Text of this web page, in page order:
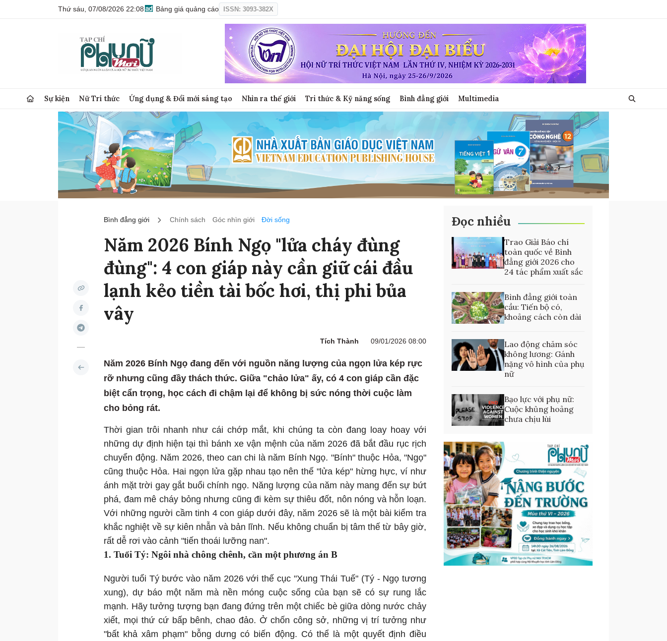
Thứ sáu, 07/08/2026 22:08 Bảng giá quảng cáo ISSN: 3093-382X
Sự kiện Nữ Trí thức Ứng dụng & Đổi mới sáng tạo Nhìn ra thế giới Tri thức & Kỹ năng sống Bình đẳng giới Multimedia
Bình đẳng giới Chính sách Góc nhìn giới Đời sống
Năm 2026 Bính Ngọ "lửa cháy đùng
đùng": 4 con giáp này cần giữ cái đầu
lạnh kẻo tiền tài bốc hơi, thị phi bủa
vây
Tích Thành 09/01/2026 08:00
Năm 2026 Bính Ngọ đang đến với nguồn năng lượng của ngọn lửa kép rực
rỡ nhưng cũng đầy thách thức. Giữa "chảo lửa" ấy, có 4 con giáp cần đặc
biệt cẩn trọng, học cách đi chậm lại để không bị sức nóng thời cuộc làm
cho bỏng rát.
Thời gian trôi nhanh như cái chớp mắt, khi chúng ta còn đang loay hoay với
những dự định hiện tại thì bánh xe vận mệnh của năm 2026 đã bắt đầu rục rịch
chuyển động. Năm 2026, theo can chi là năm Bính Ngọ. "Bính" thuộc Hỏa, "Ngọ"
cũng thuộc Hỏa. Hai ngọn lửa gặp nhau tạo nên thế "lửa kép" hừng hực, ví như
ánh mặt trời gay gắt buổi chính ngọ. Năng lượng của năm này mang đến sự bứt
phá, đam mê cháy bỏng nhưng cũng đi kèm sự thiêu đốt, nôn nóng và hỗn loạn.
Với những người cầm tinh 4 con giáp dưới đây, năm 2026 sẽ là một bài kiểm tra
khắc nghiệt về sự kiên nhẫn và bản lĩnh. Nếu không chuẩn bị tâm thế từ bây giờ,
rất dễ rơi vào cảnh "tiến thoái lưỡng nan".
1. Tuổi Tý: Ngôi nhà chông chênh, cần một phương án B
Người tuổi Tý bước vào năm 2026 với thế cục "Xung Thái Tuế" (Tý - Ngọ tương
xung), dự báo một năm mà nền móng cuộc sống của bạn sẽ có sự rung lắc
mạnh. Hãy tưởng tượng bạn đang đứng trên một chiếc bè giữa dòng nước chảy
xiết, mọi thứ cứ bấp bênh, chao đảo. Ở chốn công sở, những vị trí tưởng như
"bất khả xâm phạm" bỗng dưng có biến động. Có thể là một quyết định điều
Đọc nhiều
Trao Giải Báo chí
toàn quốc về Bình
đẳng giới 2026 cho
24 tác phẩm xuất sắc
Bình đẳng giới toàn
cầu: Tiến bộ có,
khoảng cách còn dài
Lao động chăm sóc
không lương: Gánh
nặng vô hình của phụ
nữ
Bạo lực với phụ nữ:
Cuộc khủng hoảng
chưa chịu lùi